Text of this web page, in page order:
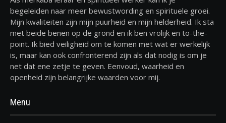
begeleiden naar meer bewustwording en spirituele groei.
Mijn kwaliteiten zijn mijn puurheid en mijn helderheid. Ik sta
met beide benen op de grond en ik ben vrolijk en to-the-
point. Ik bied veiligheid om te komen met wat er werkelijk
is, maar kan ook confronterend zijn als dat nodig is om je
net dat ene zetje te geven. Eenvoud, waarheid en
openheid zijn belangrijke waarden voor mij.
Menu